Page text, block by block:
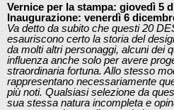
Vernice per la stampa: giovedì 5
Inaugurazione: venerdì 6
Va detto da subito che questi 20
esauriscono certo la storia del
da molti altri personaggi, alcuni dei
influenza anche solo per avere
straordinaria fortuna. Allo stesso
rappresentano necessariamente
più noti. Qualsiasi selezione da
sua stessa natura incompleta e